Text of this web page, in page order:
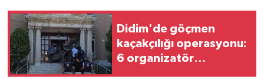
Didim'de göçmen
kaçakçılığı operasyonu:
6 organizatör